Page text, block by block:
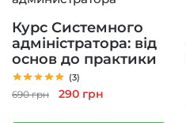
Курс Системного
адміністратора: від
основ до практики
(3)
690грн
Оригінальна
290 грн